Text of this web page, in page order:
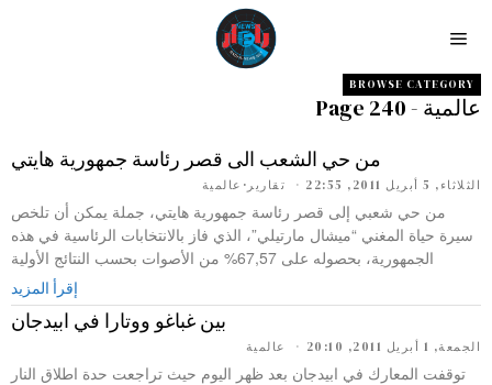
BROWSE CATEGORY
عالمية - Page 240
من حي الشعب الى قصر رئاسة جمهورية هايتي
الثلاثاء, 5 أبريل 2011, 22:55 تقارير · عالمية
من حي شعبي إلى قصر رئاسة جمهورية هايتي، جملة يمكن أن تلخص
سيرة حياة المغني “ميشال مارتيلي”، الذي فاز بالانتخابات الرئاسية في هذه
الجمهورية، بحصوله على 67,57% من الأصوات بحسب النتائج الأولية
إقرأ المزيد
بين غباغو ووتارا في ابيدجان
الجمعة, 1 أبريل 2011, 20:10 عالمية
توقفت المعارك في ابيدجان بعد ظهر اليوم حيث تراجعت حدة اطلاق النار